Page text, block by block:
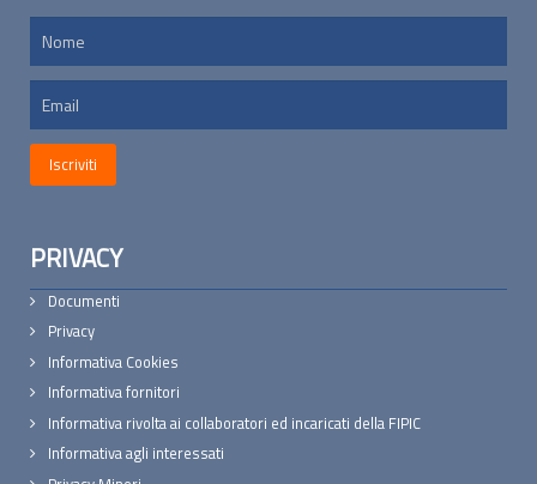
PRIVACY
Documenti
Privacy
Informativa Cookies
Informativa fornitori
Informativa rivolta ai collaboratori ed incaricati della FIPIC
Informativa agli interessati